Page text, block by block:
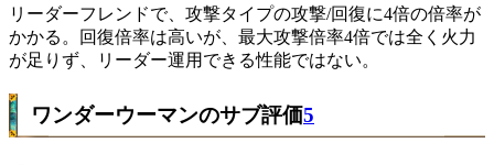
リーダーフレンドで、攻撃タイプの攻撃/回復に4倍の倍率が
かかる。回復倍率は高いが、最大攻撃倍率4倍では全く火力
が足りず、リーダー運用できる性能ではない。
ワンダーウーマンのサブ評価5